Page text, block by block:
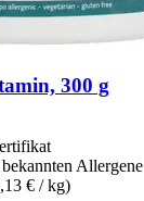
300 g
Allergene
€ / kg)